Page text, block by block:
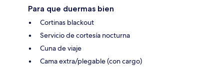
Para que duermas bien
Cortinas blackout
Servicio de cortesía nocturna
Cuna de viaje
Cama extra/plegable (con cargo)